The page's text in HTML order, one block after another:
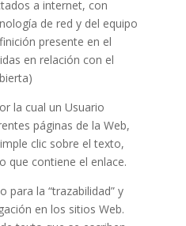
a internet, con
de red y del equipo
presente en el
en relación con el
la cual un Usuario
páginas de la Web,
clic sobre el texto,
que contiene el enlace.
para la “trazabilidad” y
en los sitios Web.